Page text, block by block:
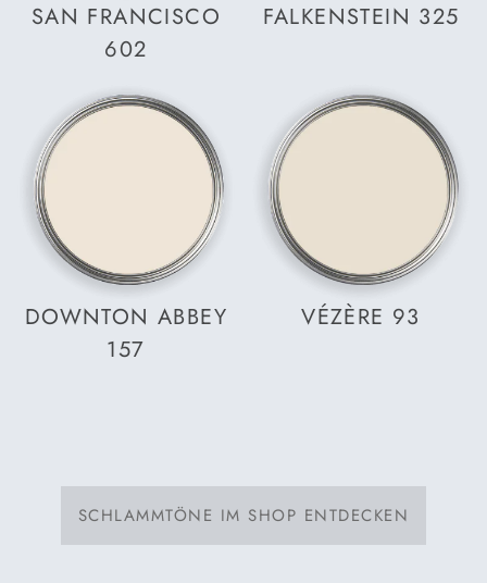
SAN FRANCISCO
602
FALKENSTEIN 325
DOWNTON ABBEY
157
VÉZÈRE 93
SCHLAMMTÖNE IM SHOP ENTDECKEN